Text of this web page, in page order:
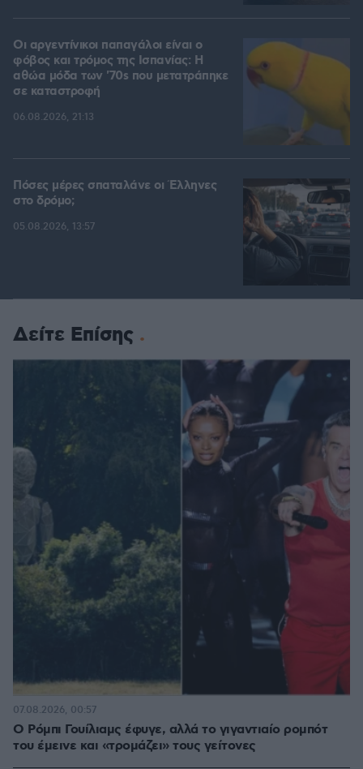
Οι αργεντίνικοι παπαγάλοι είναι ο
φόβος και τρόμος της Ισπανίας: Η
αθώα μόδα των '70s που μετατράπηκε
σε καταστροφή
06.08.2026, 21:13
Πόσες μέρες σπαταλάνε οι Έλληνες
στο δρόμο;
05.08.2026, 13:57
Δείτε Επίσης
Ο Ρόμπι Γουίλιαμς έφυγε, αλλά το γιγαντιαίο ρομπότ
του έμεινε και «τρομάζει» τους γείτονες
07.08.2026, 00:57